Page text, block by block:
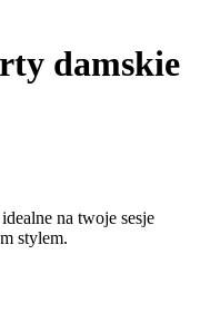
damskie
na twoje sesje
stylem.